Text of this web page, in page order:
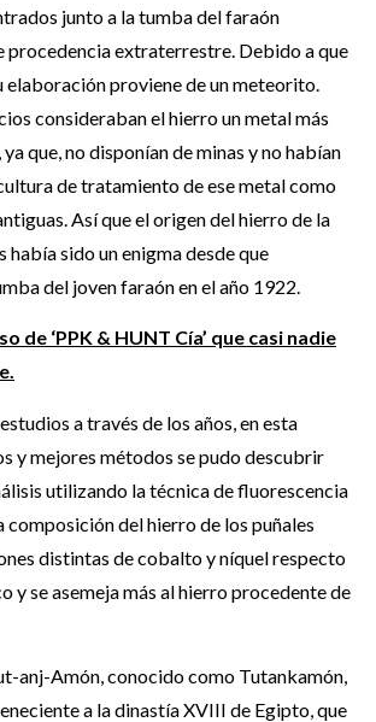
junto a la tumba del faraón
procedencia extraterrestre. Debido a que
elaboración proviene de un meteorito.
consideraban el hierro un metal más
que, no disponían de minas y no habían
de tratamiento de ese metal como
Así que el origen del hierro de la
había sido un enigma desde que
del joven faraón en el año 1922.
de ‘PPK & HUNT Cía’ que casi nadie
a través de los años, en esta
y mejores métodos se pudo descubrir
utilizando la técnica de fluorescencia
composición del hierro de los puñales
distintas de cobalto y níquel respecto
y se asemeja más al hierro procedente de
anj-Amón, conocido como Tutankamón,
a la dinastía XVIII de Egipto, que